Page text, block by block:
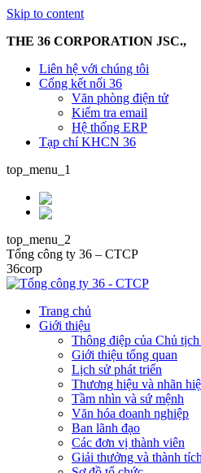
Skip to content
THE 36 CORPORATION JSC.,
Liên hệ với chúng tôi
Cổng kết nối 36
Văn phòng điện tử
Kiểm tra email
Hệ thống ERP
Tạp chí KHCN 36
top_menu_1
top_menu_2
Tổng công ty 36 – CTCP
36corp
Trang chủ
Giới thiệu
Thông điệp của Chủ
Giới thiệu tổng quan
Lịch sử phát triển
Thương hiệu và nhãn
Tầm nhìn và sứ mệnh
Văn hóa doanh nghiệp
Ban lãnh đạo
Các đơn vị thành viên
Giải thưởng và thành tích